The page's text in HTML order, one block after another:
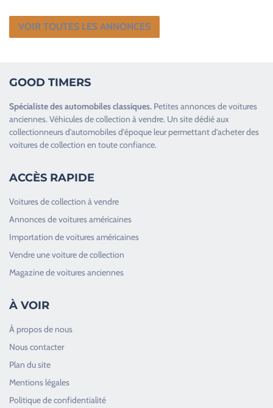
VOIR TOUTES LES ANNONCES
GOOD TIMERS
Spécialiste desautomobiles classiques. Petites annonces devoitures
anciennes.Véhicules de collection à vendre. Un site dédié aux
collectionneurs d’automobiles d’époque leur permettant d’acheter des
voitures de collection en toute confiance.
ACCÈS RAPIDE
Voitures de collection à vendre
Annonces de voitures américaines
Importation de voitures américaines
Vendre une voiture de collection
Magazine de voitures anciennes
À VOIR
À propos de nous
Nous contacter
Plan du site
Mentions légales
Politique de confidentialité
Toujours heureux d'aider les passionnés